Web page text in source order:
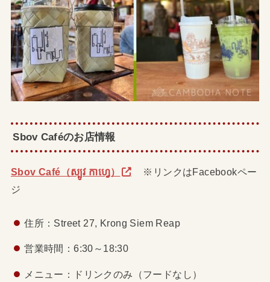
Sbov Caféのお店情報
Sbov Café（ស្បូវ កាហ្វេ）
※リンクはFacebookペー
ジ
住所：Street 27, Krong Siem Reap
営業時間：6:30～18:30
メニュー：ドリンクのみ（フードなし）